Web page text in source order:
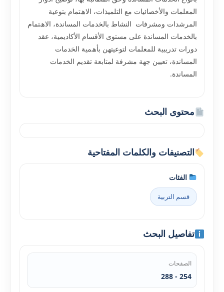
اﻟﻤﻌﻠﻤﺎت واﻷﺧﺼﺎﺋﯿﺎت ﻣﻊ اﻟﺘﻠﻤﯿﺬات، اﻻھﺘﻤﺎم ﺑﺘﻮﻋﯿﺔ
اﻟﻤﺮﺷﺪات وﻣﺸﺮﻓﺎت اﻟﻨﺸﺎط ﺑﺎﻟﺨﺪﻣﺎت اﻟﻤﺴﺎﻧﺪة، اﻻھﺘﻤﺎم
ﺑﺎﻟﺨﺪﻣﺎت اﻟﻤﺴﺎﻧﺪة ﻋﻠﻰ ﻣﺴﺘﻮى اﻷﻗﺴﺎم اﻷﻛﺎدﯾﻤﯿﺔ، ﻋﻘﺪ
دورات ﺗﺪرﯾﺒﯿﺔ ﻟﻠﻤﻌﻠﻤﺎت ﻟﺘﻮﻋﯿﺘﮭﻦ ﺑﺄھﻤﯿﺔ اﻟﺨﺪﻣﺎت
اﻟﻤﺴﺎﻧﺪة، ﺗﻌﯿﯿﻦ ﺟﮭﺔ ﻣﺸﺮﻓﺔ ﻟﻤﺘﺎﺑﻌﺔ ﺗﻘﺪﯾﻢ اﻟﺨﺪﻣﺎت
اﻟﻤﺴﺎﻧﺪة.
محتوى البحث
التصنيفات والكلمات المفتاحية
الفئات
قسم التربية
تفاصيل البحث
الصفحات
254 - 288